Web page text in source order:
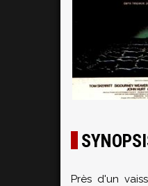
Près d'un